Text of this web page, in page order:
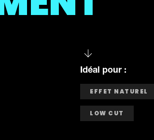
Idéal pour :
EFFET NATUREL
LOW CUT